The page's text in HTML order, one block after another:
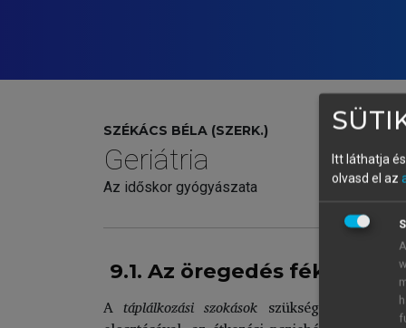
SZÉKÁCS BÉLA (SZERK.)
Geriátria
Az időskor gyógyászata
9.1. Az öregedés
Atáplálkozási szokások szükség szerinti
Itt láthatja
olvasd el az